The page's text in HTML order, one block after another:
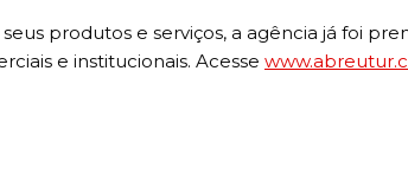
produtos e serviços, a agência já foi
e institucionais. Acesse